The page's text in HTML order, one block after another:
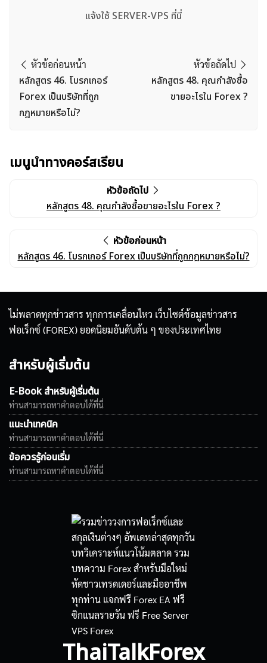
แจ้งใช้ SERVER-VPS ที่นี่
หัวข้อก่อนหน้า
หลักสูตร 46. โบรกเกอร์
Forex เป็นบริษัทที่ถูก
กฎหมายหรือไม่?
หัวข้อถัดไป
หลักสูตร 48. คุณกำลังซื้อ
ขายอะไรใน Forex ?
เมนูนำทางคอร์สเรียน
หัวข้อถัดไป
หลักสูตร 48. คุณกำลังซื้อขายอะไรใน Forex ?
หัวข้อก่อนหน้า
หลักสูตร 46. โบรกเกอร์ Forex เป็นบริษัทที่ถูกกฎหมายหรือไม่?
ไม่พลาดทุกข่าวสาร ทุกการเคลื่อนไหว เว็บไซต์ข้อมูลข่าวสาร
ฟอเร็กซ์ (FOREX) ยอดนิยมอันดับต้น ๆ ของประเทศไทย
สำหรับผู้เริ่มต้น
E-Book สำหรับผู้เริ่มต้น
ท่านสามารถหาคำตอบได้ที่นี่
แนะนำเทคนิค
ท่านสามารถหาคำตอบได้ที่นี่
ข้อควรรู้ก่อนเริ่ม
ท่านสามารถหาคำตอบได้ที่นี่
ThaiTalkForex